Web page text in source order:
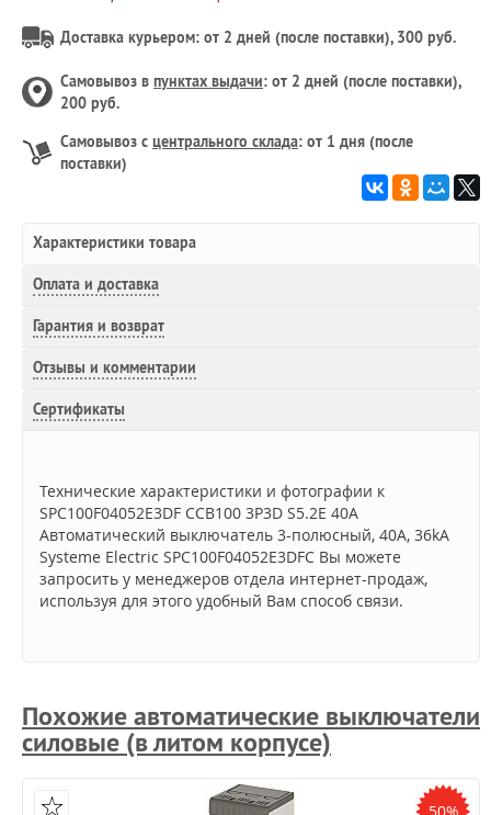
Доставка курьером: от 2 дней (после поставки), 300 руб.
Самовывоз в пунктах выдачи: от 2 дней (после поставки),
200 руб.
Самовывоз с центрального склада: от 1 дня (после
поставки)
Характеристики товара
Оплата и доставка
Гарантия и возврат
Отзывы и комментарии
Сертификаты
Технические характеристики и фотографии к
SPC100F04052E3DF CCB100 3P3D S5.2E 40A
Автоматический выключатель 3-полюсный, 40А, 36kA
Systeme Electric SPC100F04052E3DFC Вы можете
запросить у менеджеров отдела интернет-продаж,
используя для этого удобный Вам способ связи.
Похожие автоматические выключатели
силовые (в литом корпусе)